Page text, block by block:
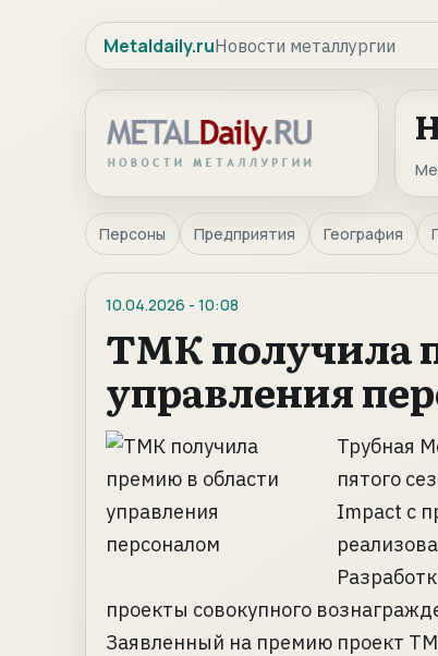
Metaldaily.ruНовости металлургии
Персоны Предприятия География
10.04.2026 - 10:08
ТМК получила
управления
Трубная
пятого
Impact с
проекты совокупного
Заявленный на премию проект